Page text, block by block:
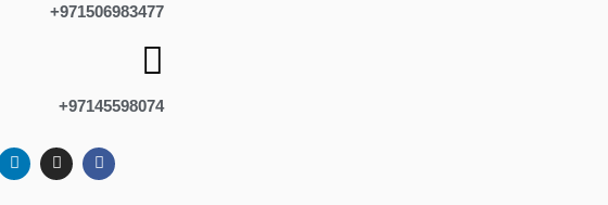
971506983477+
97145598074+